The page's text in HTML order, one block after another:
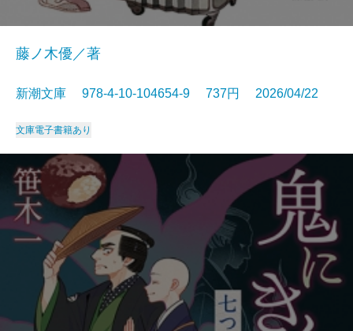
藤ノ木優／著
新潮文庫 978-4-10-104654-9 737円 2026/04/22
文庫電子書籍あり